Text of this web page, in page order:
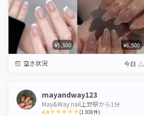
¥5,500 ¥6,500
空き状況 今日 △
mayandway123
May&Way nail上野駅から1分
4.8 (1308件)